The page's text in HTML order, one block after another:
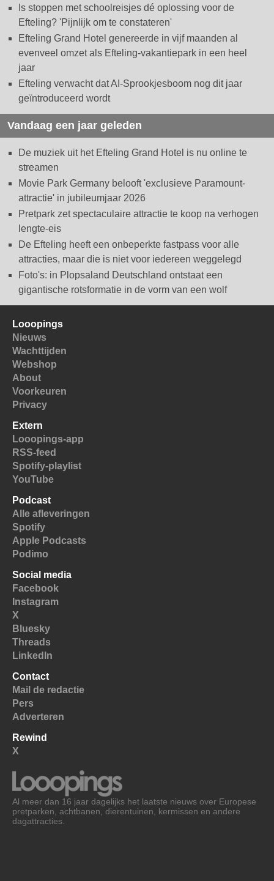
Is stoppen met schoolreisjes dé oplossing voor de
Efteling? 'Pijnlijk om te constateren'
Efteling Grand Hotel genereerde in vijf maanden al
evenveel omzet als Efteling-vakantiepark in een heel
jaar
Efteling verwacht dat AI-Sprookjesboom nog dit jaar
geïntroduceerd wordt
Vandaag een jaar geleden
De muziek uit het Efteling Grand Hotel is nu online te
streamen
Movie Park Germany belooft 'exclusieve Paramount-
attractie' in jubileumjaar 2026
Pretpark zet spectaculaire attractie te koop na verhogen
lengte-eis
De Efteling heeft een onbeperkte fastpass voor alle
attracties, maar die is niet voor iedereen weggelegd
Foto's: in Plopsaland Deutschland ontstaat een
gigantische rotsformatie in de vorm van een wolf
Looopings
Nieuws
Wachttijden
Webshop
About
Voorkeuren
Privacy
Extern
Looopings-app
RSS-feed
Spotify-playlist
YouTube
Podcast
Alle afleveringen
Spotify
Apple Podcasts
Podimo
Social media
Facebook
Instagram
X
Bluesky
Threads
LinkedIn
Contact
Mail de redactie
Pers
Adverteren
Rewind
X
Al meer dan 16 jaar dagelijks het laatste nieuws over Europese
pretparken, achtbanen, dierentuinen, kermissen en andere
dagattracties.